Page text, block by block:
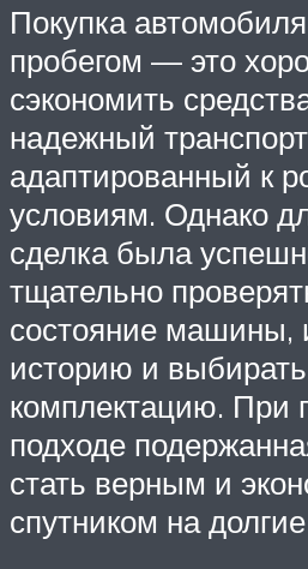
Покупка
пробегом — это
сэкономить
надежный
адаптированный к
условиям. Однако
сделка была
тщательно
состояние машины,
историю и
комплектацию. При
подходе
стать верным и
спутником на